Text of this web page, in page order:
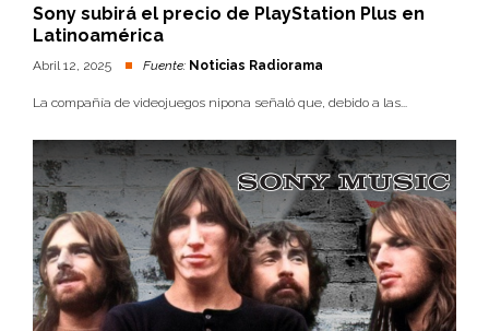
Sony subirá el precio de PlayStation Plus en
Latinoamérica
Abril 12, 2025 Fuente: Noticias Radiorama
La compañía de videojuegos nipona señaló que, debido a las...